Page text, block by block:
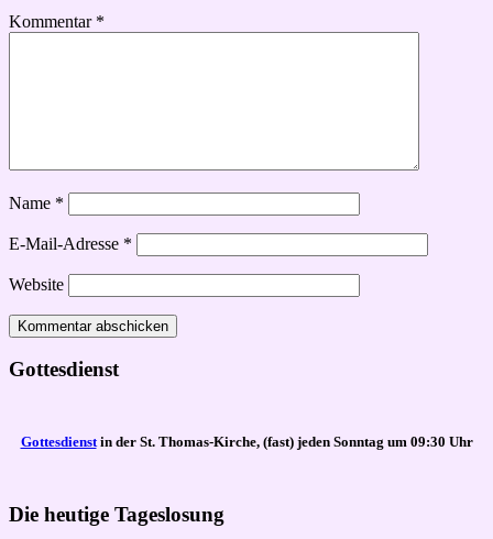
Kommentar *
Name *
E-Mail-Adresse *
Website
Gottesdienst
Gottesdienstin der St. Thomas-Kirche, (fast) jeden Sonntag um 09:30 Uhr
Die heutige Tageslosung